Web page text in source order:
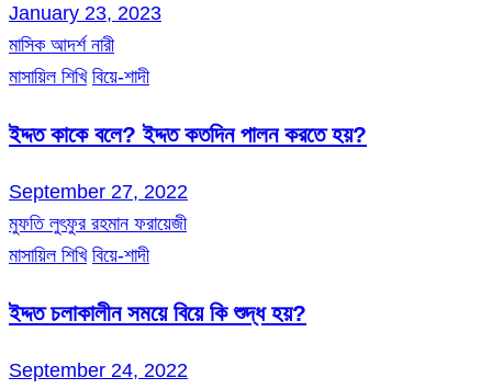
January 23, 2023
মাসিক আদর্শ নারী
মাসায়িল শিখি বিয়ে-শাদী
ইদ্দত কাকে বলে? ইদ্দত কতদিন পালন করতে হয়?
September 27, 2022
মুফতি লুৎফুর রহমান ফরায়েজী
মাসায়িল শিখি বিয়ে-শাদী
ইদ্দত চলাকালীন সময়ে বিয়ে কি শুদ্ধ হয়?
September 24, 2022